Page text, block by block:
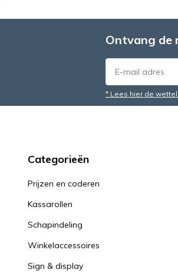
Ontvang de
* Lees hier de
Categorieën
Prijzen en coderen
Kassarollen
Schapindeling
Winkelaccessoires
Sign & display